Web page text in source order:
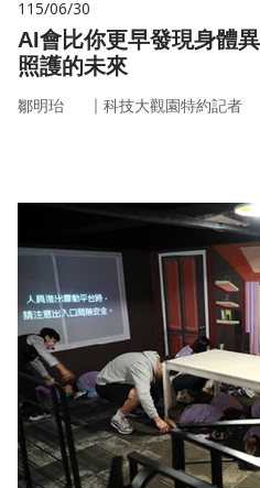
115/06/30
AI會比你更早發現身體
照護的未來
鄒明珆 ｜ 科技大觀園特約記者